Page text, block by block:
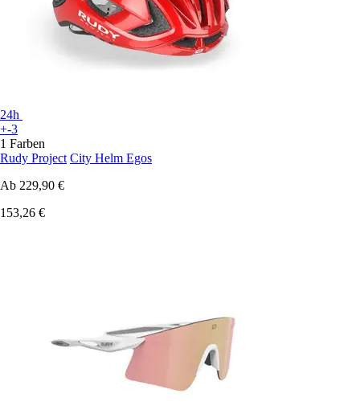
24h
+-3
1 Farben
Rudy Project City Helm Egos
Ab 229,90 €
153,26 €